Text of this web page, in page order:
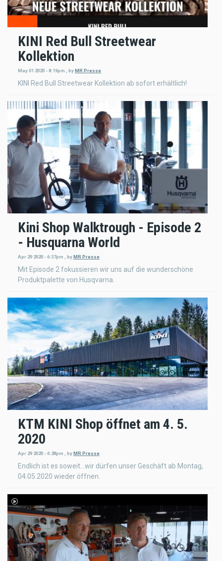
KINI Red Bull Streetwear
Kollektion
May 01 2020 - 8:19pm , byMR Presse
KINI Red Bull Streetwear Kollektion ab sofort erhältlich!
Kini Shop Walktrough - Episode 2
- Husquarna World
Apr 29 2020 - 6:37pm , byMR Presse
Mit Episode 2 fokussieren wir uns auf die wunderschöne
Produktpalette von Husqvarna.
KTM KINI Shop öffnet am 4. 5.
2020
Apr 29 2020 - 6:28pm , by MR Presse
Endlich ist es soweit...wir dürfen unser Geschäft ab Montag,
04.05.2020 wieder öffnen.